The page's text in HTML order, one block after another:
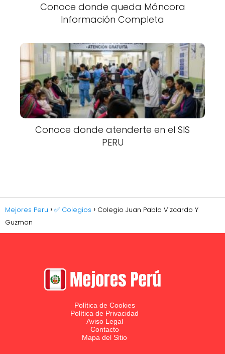
Conoce donde queda Máncora
Información Completa
Conoce donde atenderte en el SIS
PERU
Mejores Peru ✅ Colegios
Colegio Juan Pablo Vizcardo Y
Guzman
Política de Cookies
Política de Privacidad
Aviso Legal
Contacto
Mapa del Sitio